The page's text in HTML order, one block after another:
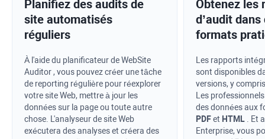
Planifiez des audits de
site automatisés
réguliers
À l'aide du planificateur deWebSite
Auditor, vous pouvez créer une tâche
de reporting régulière pour réexplorer
votre site Web, mettre à jour les
données sur la page ou toute autre
chose. L'analyseur de site Web
exécutera des analyses et créera des
Obtenez les
d’audit dans
formats
Les rapports
sont disponibles
versions, y
Les
des données aux
PDFet HTML . Et
Enterprise, vous